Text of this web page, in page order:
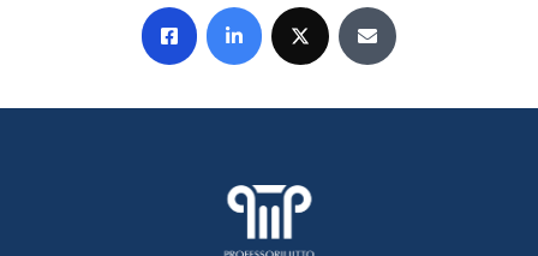
Share on Facebook
Share on LinkedIn
Share on XShare by E-mail